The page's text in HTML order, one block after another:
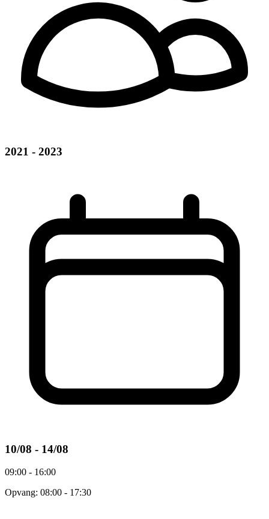
2021 - 2023
10/08 - 14/08
09:00 - 16:00
Opvang: 08:00 - 17:30